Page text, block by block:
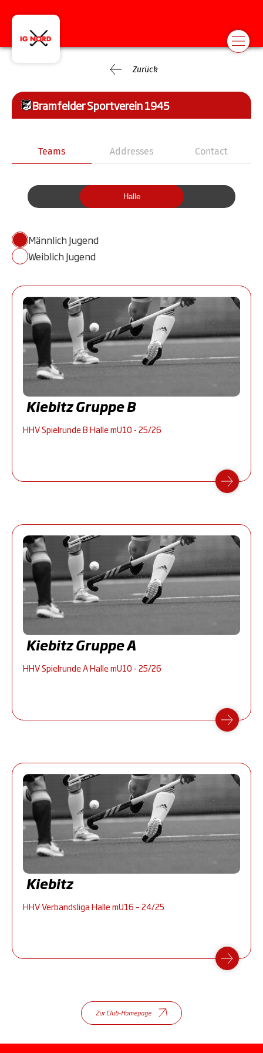
Zurück
Bramfelder Sportverein 1945
Teams Addresses Contact
Halle
Männlich Jugend
Weiblich Jugend
Kiebitz Gruppe B
HHV Spielrunde B Halle mU10 - 25/26
Kiebitz Gruppe A
HHV Spielrunde A Halle mU10 - 25/26
Kiebitz
HHV Verbandsliga Halle mU16 – 24/25
Zur Club-Homepage